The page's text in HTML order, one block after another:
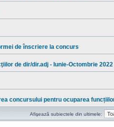
de înscriere la concurs
de dir/dir.adj - Iunie-Octombrie 2022
concursului pentru ocuparea
Afişează subiectele din ultimele: